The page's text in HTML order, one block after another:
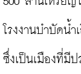
โรงงานบำบัดน้
ซึ่งเป็นเมืองที่มีป